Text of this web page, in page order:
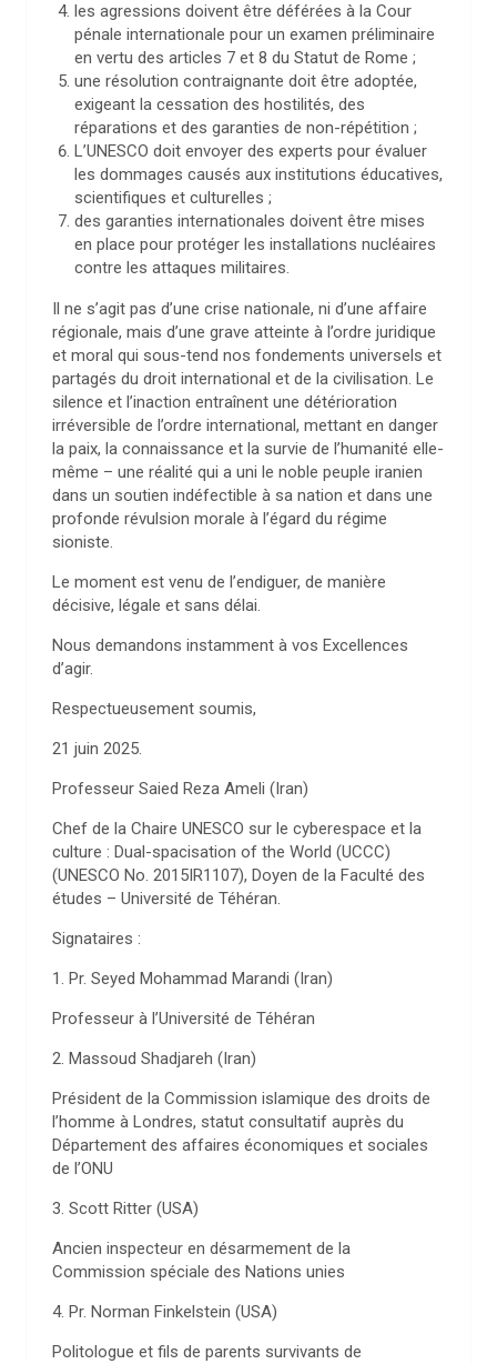
les agressions doivent être déférées à la Cour
pénale internationale pour un examen préliminaire
en vertu des articles 7 et 8 du Statut de Rome ;
une résolution contraignante doit être adoptée,
exigeant la cessation des hostilités, des
réparations et des garanties de non-répétition ;
L’UNESCO doit envoyer des experts pour évaluer
les dommages causés aux institutions éducatives,
scientifiques et culturelles ;
des garanties internationales doivent être mises
en place pour protéger les installations nucléaires
contre les attaques militaires.
Il ne s’agit pas d’une crise nationale, ni d’une affaire
régionale, mais d’une grave atteinte à l’ordre juridique
et moral qui sous-tend nos fondements universels et
partagés du droit international et de la civilisation. Le
silence et l’inaction entraînent une détérioration
irréversible de l’ordre international, mettant en danger
la paix, la connaissance et la survie de l’humanité elle-
même – une réalité qui a uni le noble peuple iranien
dans un soutien indéfectible à sa nation et dans une
profonde révulsion morale à l’égard du régime
sioniste.
Le moment est venu de l’endiguer, de manière
décisive, légale et sans délai.
Nous demandons instamment à vos Excellences
d’agir.
Respectueusement soumis,
21 juin 2025.
Professeur Saied Reza Ameli (Iran)
Chef de la Chaire UNESCO sur le cyberespace et la
culture : Dual-spacisation of the World (UCCC)
(UNESCO No. 2015IR1107), Doyen de la Faculté des
études – Université de Téhéran.
Signataires :
1. Pr. Seyed Mohammad Marandi (Iran)
Professeur à l’Université de Téhéran
2. Massoud Shadjareh (Iran)
Président de la Commission islamique des droits de
l’homme à Londres, statut consultatif auprès du
Département des affaires économiques et sociales
de l’ONU
3. Scott Ritter (USA)
Ancien inspecteur en désarmement de la
Commission spéciale des Nations unies
4. Pr. Norman Finkelstein (USA)
Politologue et fils de parents survivants de